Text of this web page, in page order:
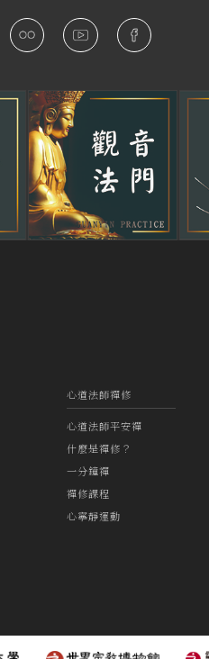
心道法師禪修
心道法師平安禪
什麼是禪修？
一分鐘禪
禪修課程
心寧靜運動